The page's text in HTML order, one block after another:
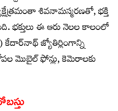
శివనామస్మరణతో, భక్తి
ఈ ఆరు నెలల కాలంలో
కేదార్‌నాథ్ జ్యోతిర్లింగాన్ని
మొబైల్ ఫోన్లు, కెమెరాలకు